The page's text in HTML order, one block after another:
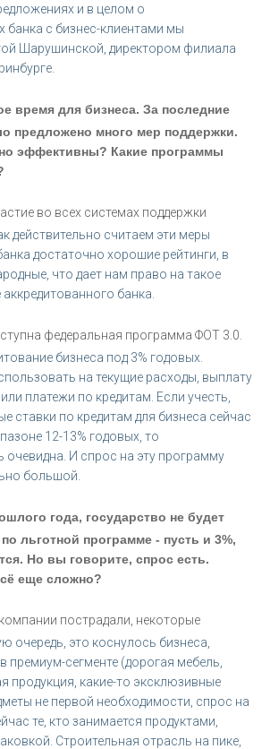
и в целом о
банка с бизнес-клиентами мы
Шарушинской, директором филиала
время для бизнеса. За последние
предложено много мер поддержки.
эффективны? Какие программы
во всех системах поддержки
действительно считаем эти меры
достаточно хорошие рейтинги, в
что дает нам право на такое
банка.
федеральная программа ФОТ 3.0.
бизнеса под 3% годовых.
на текущие расходы, выплату
платежи по кредитам. Если учесть,
ставки по кредитам для бизнеса сейчас
12-13% годовых, то
очевидна. И спрос на эту программу
большой.
года, государство не будет
льготной программе - пусть и 3%,
Но вы говорите, спрос есть.
еще сложно?
пострадали, некоторые
очередь, это коснулось бизнеса,
премиум-сегменте (дорогая мебель,
продукция, какие-то эксклюзивные
не первой необходимости, спрос на
те, кто занимается продуктами,
Строительная отрасль на пике,